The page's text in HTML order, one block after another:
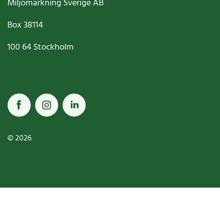
Miljömärkning Sverige AB
Box38114
100 64Stockholm
© 2026